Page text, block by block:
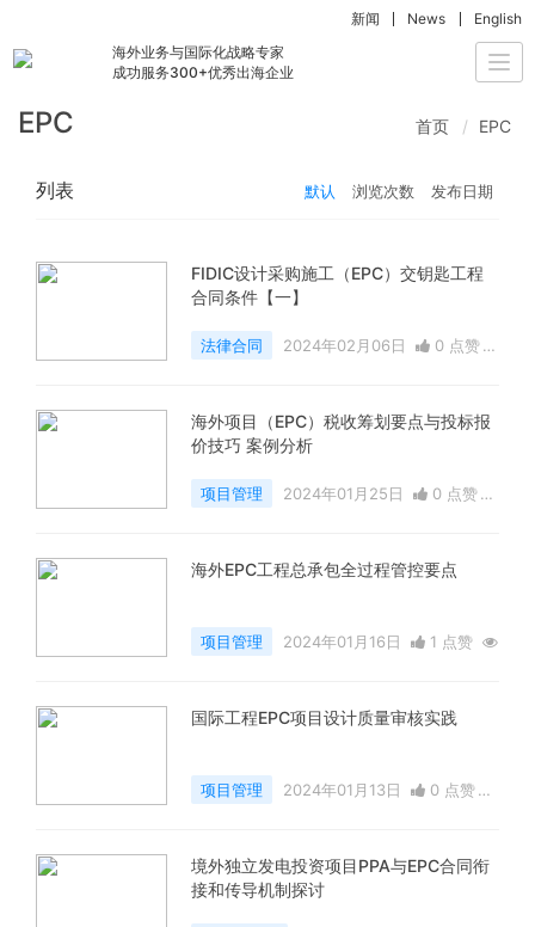
海外业务与国际化战略专家
成功服务300+优秀出海企业
新闻 News English
EPC 首页 EPC
列表 默认 浏览次数 发布日期
FIDIC设计采购施工（EPC）交钥匙工程
合同条件【一】
法律合同 2024年02月06日
0 点赞
海外项目（EPC）税收筹划要点与投标报
价技巧 案例分析
项目管理 2024年01月25日
0 点赞
海外EPC工程总承包全过程管控要点
项目管理 2024年01月16日
1 点赞
国际工程EPC项目设计质量审核实践
项目管理 2024年01月13日
0 点赞
境外独立发电投资项目PPA与EPC合同衔
接和传导机制探讨